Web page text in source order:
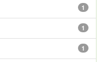
1
1
1